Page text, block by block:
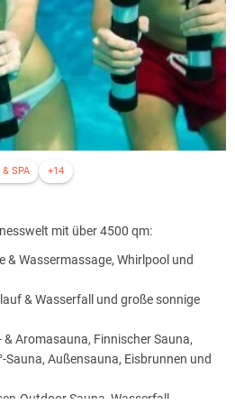
SPA +14
mit über 4500 qm:
Wassermassage, Whirlpool und
& Wasserfall und große sonnige
Aromasauna, Finnischer Sauna,
Sauna, Außensauna, Eisbrunnen und
Outdoor Sauna, Wasserfall,